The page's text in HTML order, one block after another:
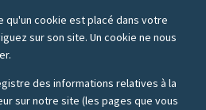
qu'un cookie est placé dans votre
sur son site. Un cookie ne nous
des informations relatives à la
sur notre site (les pages que vous